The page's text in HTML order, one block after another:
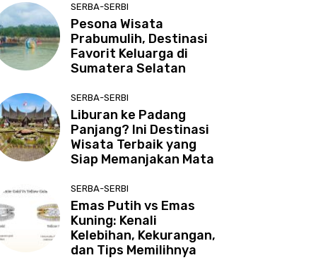
SERBA-SERBI
Pesona Wisata
Prabumulih, Destinasi
Favorit Keluarga di
Sumatera Selatan
SERBA-SERBI
Liburan ke Padang
Panjang? Ini Destinasi
Wisata Terbaik yang
Siap Memanjakan Mata
SERBA-SERBI
Emas Putih vs Emas
Kuning: Kenali
Kelebihan, Kekurangan,
dan Tips Memilihnya